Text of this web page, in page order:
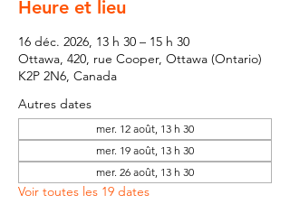
Heure et lieu
16 déc. 2026, 13 h 30 – 15 h 30
Ottawa, 420, rue Cooper, Ottawa (Ontario)
K2P 2N6, Canada
Autres dates
mer. 12 août, 13 h 30
mer. 19 août, 13 h 30
mer. 26 août, 13 h 30
Voir toutes les 19 dates